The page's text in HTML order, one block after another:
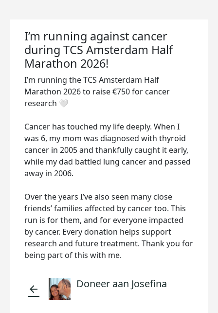
I’m running against cancer
during TCS Amsterdam Half
Marathon 2026!
I’m running the TCS Amsterdam Half
Marathon 2026 to raise €750 for cancer
research 🤍
Cancer has touched my life deeply. When I
was 6, my mom was diagnosed with thyroid
cancer in 2005 and thankfully caught it early,
while my dad battled lung cancer and passed
away in 2006.
Over the years I’ve also seen many close
friends’ families affected by cancer too. This
run is for them, and for everyone impacted
by cancer. Every donation helps support
research and future treatment. Thank you for
being part of this with me.
arrow_back Doneer aan Josefina